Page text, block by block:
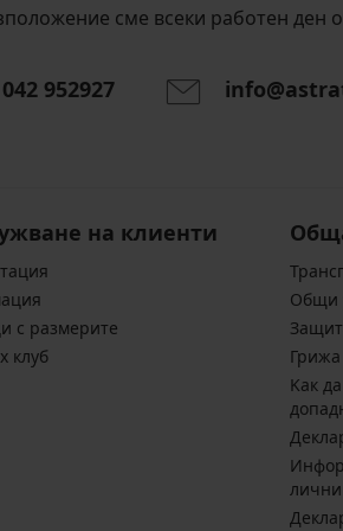
сме всеки работен ден
042 952927
на клиенти
с размерите
клуб
Общи
Грижа
Kак